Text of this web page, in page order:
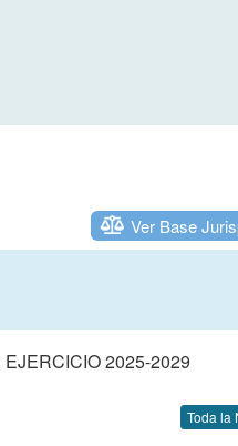
Ver Base
2025-2029
Toda la